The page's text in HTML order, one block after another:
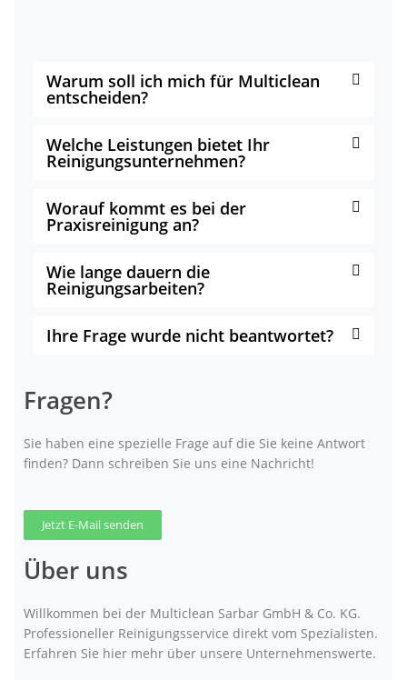
Warum soll ich mich für Multiclean
entscheiden?
Welche Leistungen bietet Ihr
Reinigungsunternehmen?
Worauf kommt es bei der
Praxisreinigung an?
Wie lange dauern die
Reinigungsarbeiten?
Ihre Frage wurde nicht beantwortet?
Fragen?
Sie haben eine spezielle Frage auf die Sie keine Antwort
finden? Dann schreiben Sie uns eine Nachricht!
Jetzt E-Mail senden
Über uns
Willkommen bei der Multiclean Sarbar GmbH & Co. KG.
Professioneller Reinigungsservice direkt vom Spezialisten.
Erfahren Sie hier mehr über unsere Unternehmenswerte.